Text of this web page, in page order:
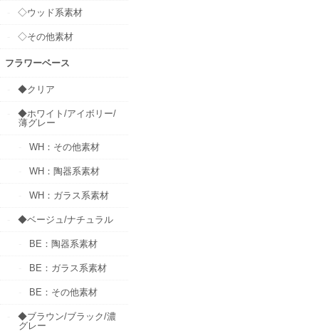
◇ウッド系素材
◇その他素材
フラワーベース
◆クリア
◆ホワイト/アイボリー/
薄グレー
WH：その他素材
WH：陶器系素材
WH：ガラス系素材
◆ベージュ/ナチュラル
BE：陶器系素材
BE：ガラス系素材
BE：その他素材
◆ブラウン/ブラック/濃
グレー